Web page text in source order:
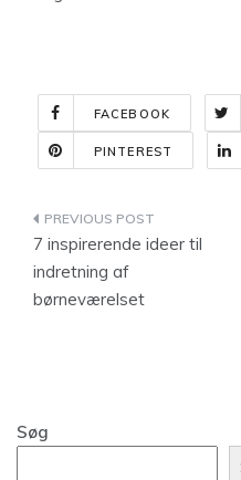
FACEBOOK
PINTEREST
7 inspirerende ideer til
indretning af
børneværelset
Søg